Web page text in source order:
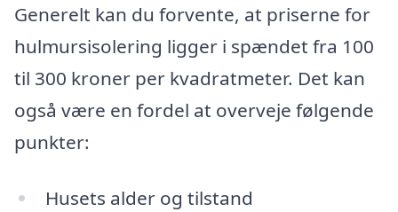
Generelt kan du forvente, at priserne for
hulmursisolering ligger i spændet fra 100
til 300 kroner per kvadratmeter. Det kan
også være en fordel at overveje følgende
punkter:
Husets alder og tilstand